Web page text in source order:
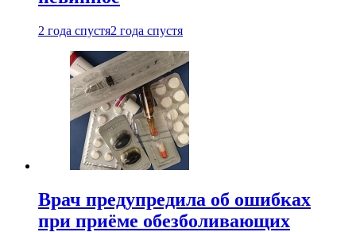
2 года спустя2 года спустя
Врач предупредила об ошибках
при приëме обезболивающих